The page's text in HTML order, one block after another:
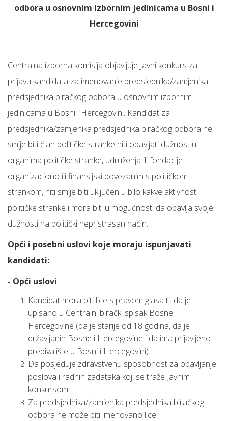
odbora u osnovnim izbornim jedinicama u Bosni i
Hercegovini
Centralna izborna komisija objavljuje Javni konkurs za
prijavu kandidata za imenovanje predsjednika/zamjenika
predsjednika biračkog odbora u osnovnim izbornim
jedinicama u Bosni i Hercegovini. Kandidat za
predsjednika/zamjenika predsjednika biračkog odbora ne
smije biti član političke stranke niti obavljati dužnost u
organima političke stranke, udruženja ili fondacije
organizaciono ili finansijski povezanim s političkom
strankom, niti smije biti uključen u bilo kakve aktivnosti
političke stranke i mora biti u mogućnosti da obavlja svoje
dužnosti na politički nepristrasan način.
Opći i posebni uslovi koje moraju ispunjavati
kandidati:
- Opći uslovi
Kandidat mora biti lice s pravom glasa tj. da je
upisano u Centralni birački spisak Bosne i
Hercegovine (da je starije od 18 godina, da je
državljanin Bosne i Hercegovine i da ima prijavljeno
prebivalište u Bosni i Hercegovini).
Da posjeduje zdravstvenu sposobnost za obavljanje
poslova i radnih zadataka koji se traže Javnim
konkursom.
Za predsjednika/zamjenika predsjednika biračkog
odbora ne može biti imenovano lice: